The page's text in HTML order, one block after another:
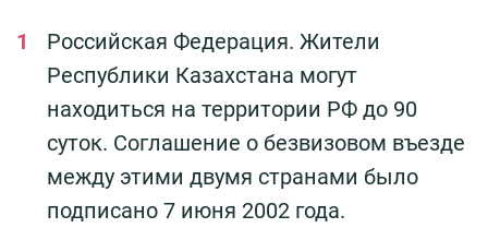
Российская Федерация. Жители
Республики Казахстана могут
находиться на территории РФ до 90
суток. Соглашение о безвизовом въезде
между этими двумя странами было
подписано 7 июня 2002 года.